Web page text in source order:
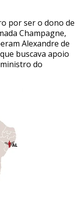
por ser o dono de
Champagne,
Alexandre de
buscava apoio
do